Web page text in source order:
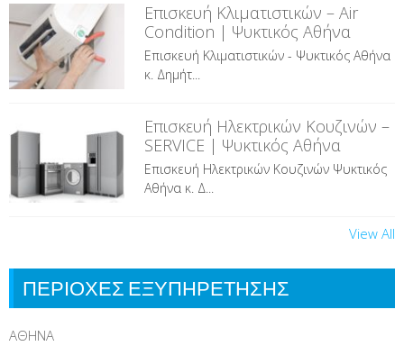
Επισκευή Κλιματιστικών – Air
Condition | Ψυκτικός Αθήνα
Επισκευή Κλιματιστικών - Ψυκτικός Αθήνα
κ. Δημήτ...
Επισκευή Ηλεκτρικών Κουζινών –
SERVICE | Ψυκτικός Αθήνα
Επισκευή Ηλεκτρικών Κουζινών Ψυκτικός
Αθήνα κ. Δ...
View All
ΠΕΡΙΟΧΕΣ ΕΞΥΠΗΡΕΤΗΣΗΣ
ΑΘΗΝΑ